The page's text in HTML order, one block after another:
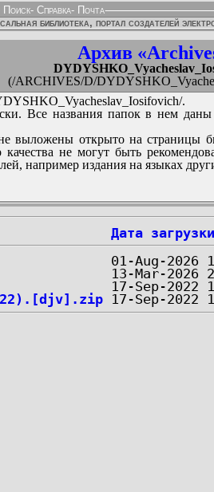
Поиск- Справка- Почта
библиотека, портал создателей
Архив
(/ARCHIVES/D/
.
Все названия папок в нем
открыто на страницы
не могут быть
например издания на языках
Дата загрузки